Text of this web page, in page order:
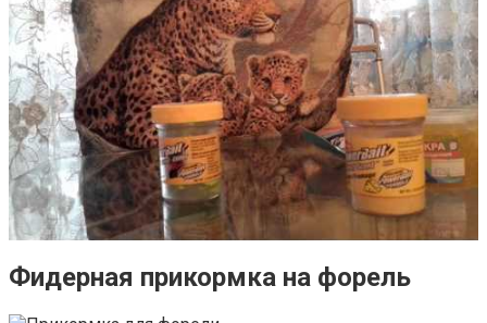
Фидерная прикормка на форель